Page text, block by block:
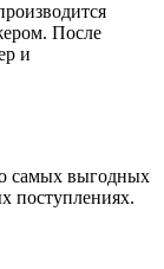
После
и
самых выгодных
поступлениях.